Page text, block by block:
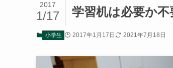
学習机は必要か
2017
1/17
小学生 2017年1月17日 2021年7月18日